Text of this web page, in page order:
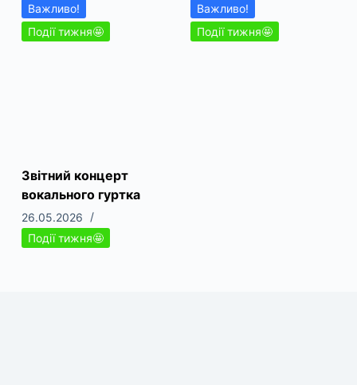
Важливо!
Події тижня🤩
Важливо!
Події тижня🤩
Звітний концерт
вокального гуртка
26.05.2026
Події тижня🤩